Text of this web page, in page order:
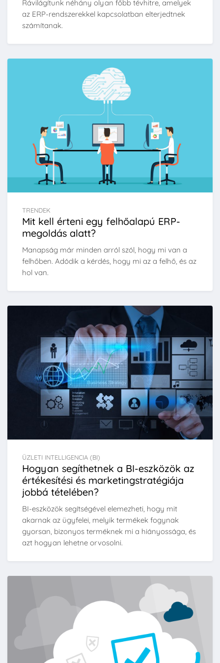
Rávilágítunk néhány olyan főbb tévhitre, amelyek
az ERP-rendszerekkel kapcsolatban elterjedtnek
számítanak.
TRENDEK
Mit kell érteni egy felhőalapú ERP-
megoldás alatt?
Manapság már minden arról szól, hogy mi van a
felhőben. Adódik a kérdés, hogy mi az a felhő, és az
hol van.
ÜZLETI INTELLIGENCIA (BI)
Hogyan segíthetnek a BI-eszközök az
értékesítési és marketingstratégiája
jobbá tételében?
BI-eszközök segítségével elemezheti, hogy mit
akarnak az ügyfelei, melyik termékek fogynak
gyorsan, bizonyos terméknek mi a hiányossága, és
azt hogyan lehetne orvosolni.